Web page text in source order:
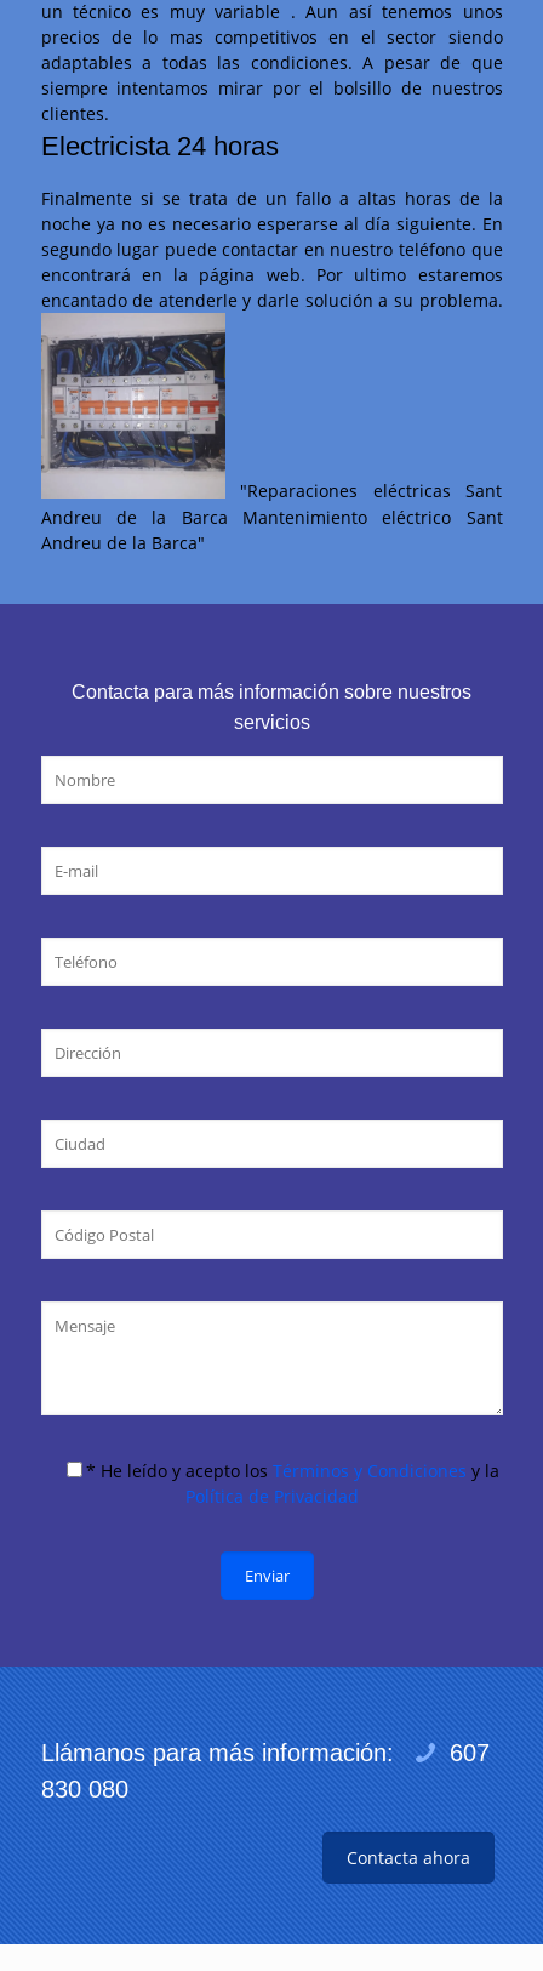
un técnico es muy variable . Aun así tenemos unos
precios de lo mas competitivos en el sector siendo
adaptables a todas las condiciones. A pesar de que
siempre intentamos mirar por el bolsillo de nuestros
clientes.
Electricista 24 horas
Finalmente si se trata de un fallo a altas horas de la
noche ya no es necesario esperarse al día siguiente. En
segundo lugar puede contactar en nuestro teléfono que
encontrará en la página web. Por ultimo estaremos
encantado de atenderle y darle solución a su problema.
"Reparaciones eléctricas Sant
Andreu de la Barca Mantenimiento eléctrico Sant
Andreu de la Barca"
Contacta para más información sobre nuestros
servicios
* He leído y acepto los Términos y Condiciones y la
Política de Privacidad
Llámanos para más información:
607
830 080
Contacta ahora